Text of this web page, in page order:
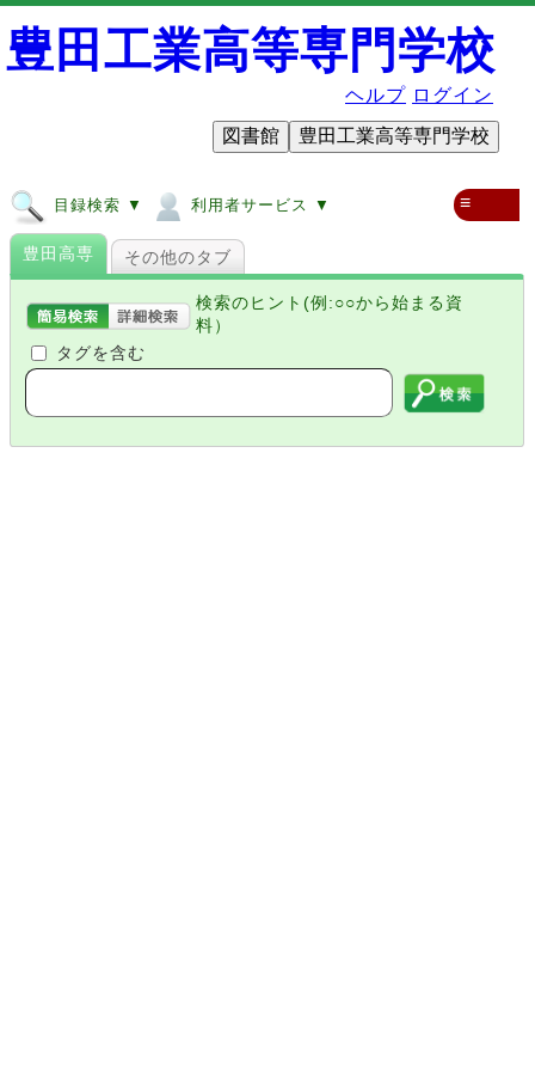
豊田工業高等専門学校
ヘルプ ログイン
図書館
豊田工業高等専門学校
目録検索 ▼ 利用者サービス ▼ ≡
豊田高専 その他のタブ
検索のヒント(例:○○から始まる資
料）
タグを含む